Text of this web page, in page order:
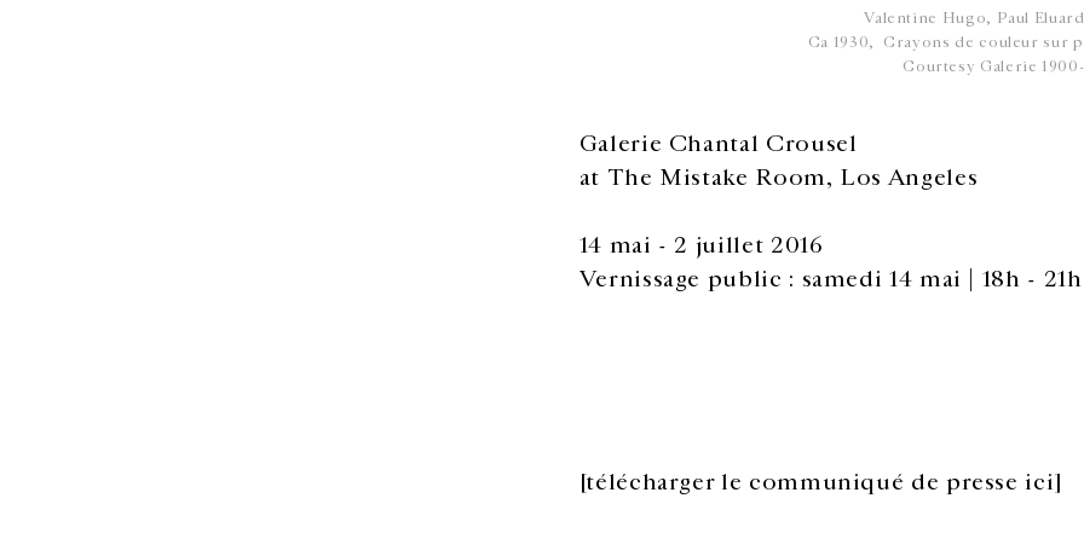
Valentine Hugo, Paul
Ca 1930, Crayons de couleur sur
Courtesy Galerie
Galerie Chantal Crousel
at The Mistake Room, Los Angeles
14 mai - 2 juillet 2016
Vernissage public : samedi 14 mai | 18h - 21h
[télécharger le communiqué de presse ici]